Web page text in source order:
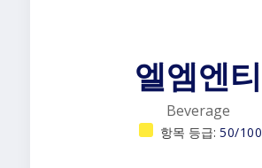
엘엠엔티
Beverage
항목 등급: 50/100